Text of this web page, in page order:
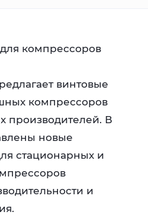
компрессоров
винтовые
компрессоров
производителей. В
новые
стационарных и
и